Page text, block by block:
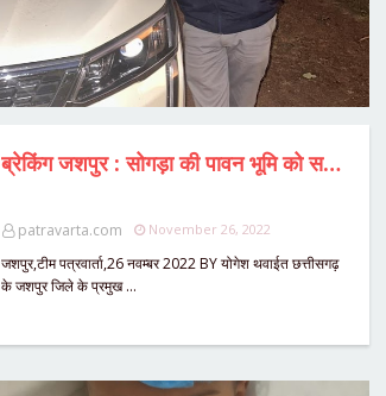
ब्रेकिंग जशपुर : सोगड़ा की पावन भूमि को सचिवों ने किया शर्मसार,ग्रामीणों ने सरेआम शराबखोरी करते हुए पकड़ा,छत्तीसगढ़ ओलंपिक की छात्राओं की सुरक्षा में बड़ी चूक,छात्राओं को भी ले गए जंगल पहाड़ पर,नहीं थी कोई महिला शिक्षिका,कलेक्टर डॉ रवि मित्तल ने कहा दोनों सचिव निलंबित,गंभीरता से होगी मामले की जांच।
patravarta.com November 26, 2022
जशपुर,टीम पत्रवार्ता,26 नवम्बर 2022 BY योगेश थवाईत छत्तीसगढ़
के जशपुर जिले के प्रमुख …